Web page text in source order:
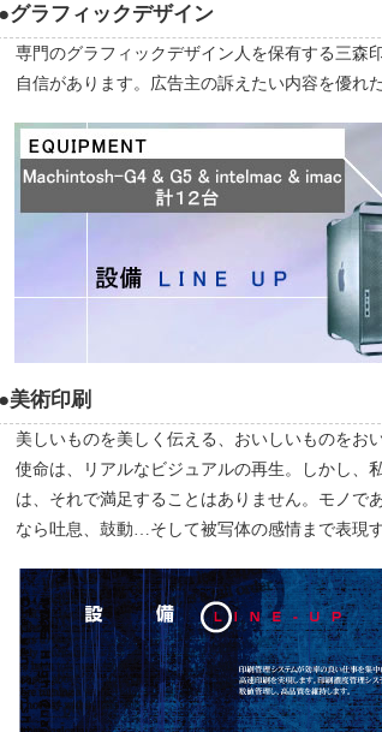
●グラフィックデザイン
専門のグラフィックデザイン人を保有する三森
自信があります。広告主の訴えたい内容を優れ
●美術印刷
美しいものを美しく伝える、おいしいものをお
使命は、リアルなビジュアルの再生。しかし、
は、それで満足することはありません。モノで
なら吐息、鼓動…そして被写体の感情まで表現